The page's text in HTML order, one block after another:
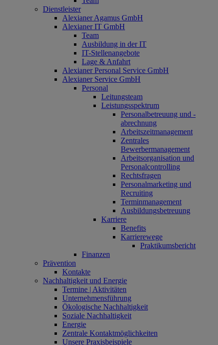
Dienstleister
Alexianer Agamus GmbH
Alexianer IT GmbH
Team
Ausbildung in der IT
IT-Stellenangebote
Lage & Anfahrt
Alexianer Personal Service GmbH
Alexianer Service GmbH
Personal
Leitungsteam
Leistungsspektrum
Personalbetreuung und -
abrechnung
Arbeitszeitmanagement
Zentrales
Bewerbermanagement
Arbeitsorganisation und
Personalcontrolling
Rechtsfragen
Personalmarketing und
Recruiting
Terminmanagement
Ausbildungsbetreuung
Karriere
Benefits
Karrierewege
Praktikumsbericht
Finanzen
Prävention
Kontakte
Nachhaltigkeit und Energie
Termine | Aktivitäten
Unternehmensführung
Ökologische Nachhaltigkeit
Soziale Nachhaltigkeit
Energie
Zentrale Kontaktmöglichkeiten
Unsere Praxisbeispiele